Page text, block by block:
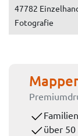
47782
Fotografie
über